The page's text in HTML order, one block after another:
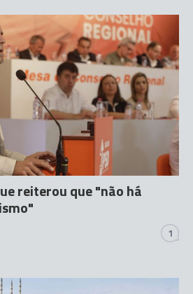
reiterou que "não há
1